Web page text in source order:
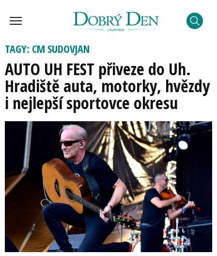
TAGY: CM SUDOVJAN
AUTO UH FEST přiveze do Uh.
Hradiště auta, motorky, hvězdy
i nejlepší sportovce okresu